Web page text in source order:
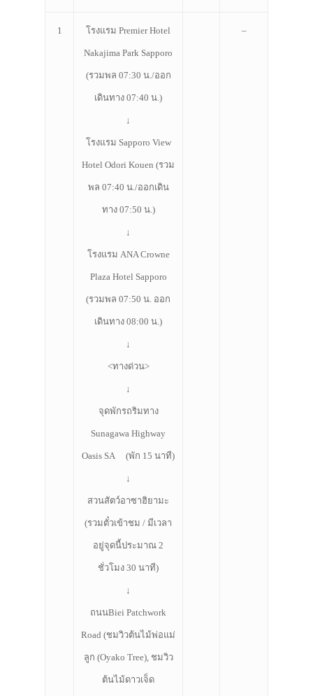
1 โรงแรม Premier Hotel
Nakajima Park Sapporo
(รวมพล 07:30 น./ออก
เดินทาง 07:40 น.)
↓
โรงแรม Sapporo View
Hotel Odori Kouen (รวม
พล 07:40 น./ออกเดิน
ทาง 07:50 น.)
↓
โรงแรม ANA Crowne
Plaza Hotel Sapporo
(รวมพล 07:50 น. ออก
เดินทาง 08:00 น.)
↓
<ทางด่วน>
↓
จุดพักรถริมทาง
Sunagawa Highway
Oasis SA (พัก 15 นาที)
↓
สวนสัตว์อาซาฮิยามะ
(รวมตั๋วเข้าชม / มีเวลา
อยู่จุดนี้ประมาณ 2
ชั่วโมง 30 นาที)
↓
ถนนBiei Patchwork
Road (ชมวิวต้นไม้พ่อแม่
ลูก (Oyako Tree), ชมวิว
ต้นไม้ดาวเจ็ด
–